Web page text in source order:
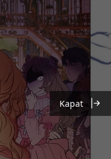
Kapat